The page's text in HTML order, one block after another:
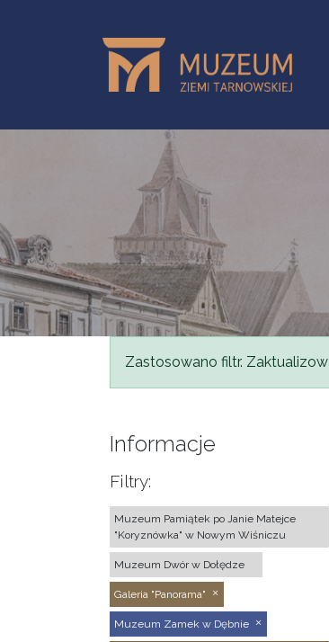
Komunikat
Zastosowano filtr.
Informacje
Filtry:
Muzeum Pamiątek po Janie Matejce
"Koryznówka" w Nowym Wiśniczu
Muzeum Dwór w Dołędze
Galeria "Panorama"
Muzeum Zamek w Dębnie